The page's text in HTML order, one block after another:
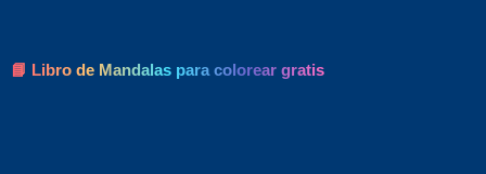
📘 Libro de Mandalas para colorear gratis